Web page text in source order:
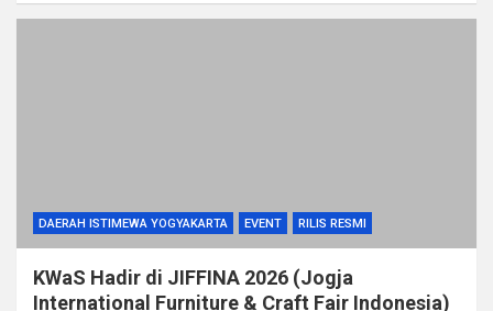
DAERAH ISTIMEWA YOGYAKARTA EVENT RILIS RESMI
KWaS Hadir di JIFFINA 2026 (Jogja
International Furniture & Craft Fair Indonesia)